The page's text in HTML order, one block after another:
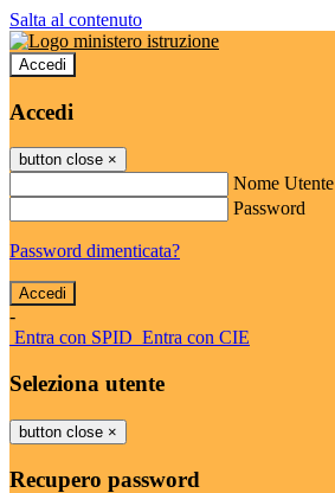
Salta al contenuto
Accedi
Accedi
button close ×
Nome Utente
Password
Password dimenticata?
-
Entra con SPID Entra con CIE
Seleziona utente
button close ×
Recupero password